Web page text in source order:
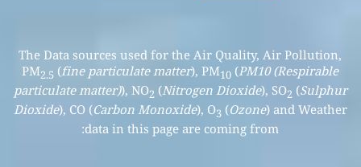
The Data sources used for the Air Quality, Air Pollution,
PM2.5(fine particulate matter), PM10(PM10 (Respirable
particulate matter)), NO2 (Nitrogen Dioxide), SO2 (Sulphur
Dioxide), CO (Carbon Monoxide), O3 (Ozone ) and Weather
data in this page are coming from: